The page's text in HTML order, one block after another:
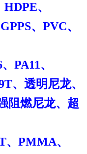
、
、PVC、
PA11、
、透明尼龙、
阻燃尼龙、超
、PMMA、